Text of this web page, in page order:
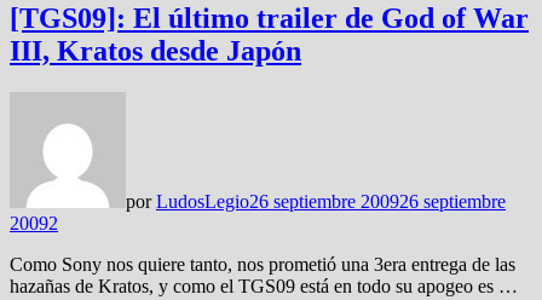
[TGS09]: El último trailer de God of War
III, Kratos desde Japón
porLudosLegio26 septiembre 200926 septiembre
20092
Como Sony nos quiere tanto, nos prometió una 3era entrega de las
hazañas de Kratos, y como el TGS09 está en todo su apogeo es …